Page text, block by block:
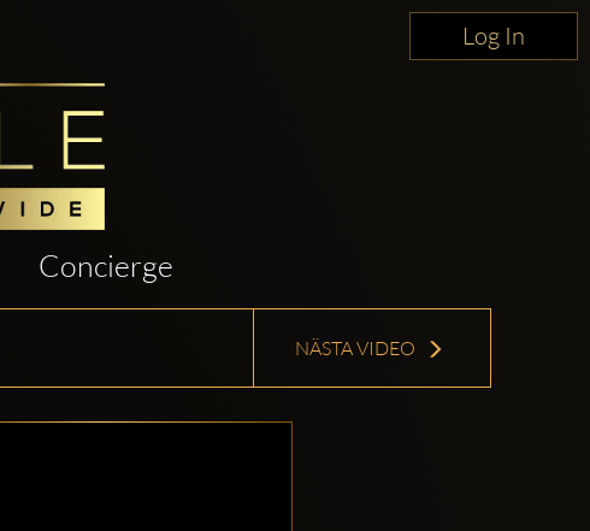
Log In
Concierge
NÄSTA VIDEO